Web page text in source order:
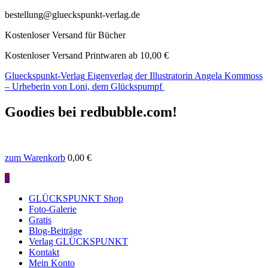
bestellung@glueckspunkt-verlag.de
Kostenloser Versand für Bücher
Kostenloser Versand Printwaren ab 10,00 €
Glueckspunkt-Verlag Eigenverlag der Illustratorin Angela Kommoss
– Urheberin von Loni, dem Glückspumpf
Goodies bei redbubble.com!
zum Warenkorb 0,00 €
0
GLÜCKSPUNKT Shop
Foto-Galerie
Gratis
Blog-Beiträge
Verlag GLÜCKSPUNKT
Kontakt
Mein Konto